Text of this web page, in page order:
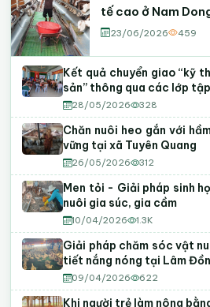
tế cao ở Nam
23/06/2026 459
Kết quả chuyển giao “kỹ
sản” thông qua các lớp
28/05/2026 328
Chăn nuôi heo gắn với
vững tại xã Tuyên Quang
26/05/2026 312
Men tỏi - Giải pháp sinh
nuôi gia súc, gia cầm
10/04/2026 1.3K
Giải pháp chăm sóc vật
tiết nắng nóng tại Lâm
09/04/2026 622
Khi người trẻ làm nông